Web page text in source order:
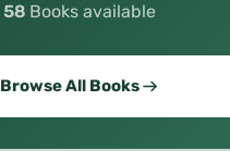
58 Books available
Browse All Books